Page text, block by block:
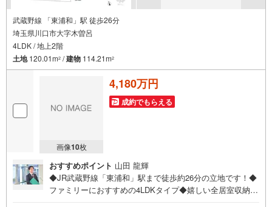
受
け
取
る
・
条
を
マ
ジ
に
武蔵野線 「東浦和」駅 徒歩26分
埼玉県川口市大字木曽呂
4LDK / 地上2階
土地120.01m2 /建物 114.21m2
画像10枚
4,180万円
成約でもらえる
おすすめポイント 山田 龍輝
◆JR武蔵野線「東浦和」駅まで徒歩約26分の立地です！◆
ファミリーにおすすめの4LDKタイプ◆嬉しい全居室収納付